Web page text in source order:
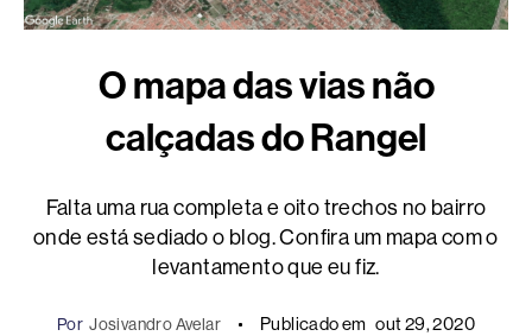
O mapa das vias não
calçadas do Rangel
Falta uma rua completa e oito trechos no bairro
onde está sediado o blog. Confira um mapa com o
levantamento que eu fiz.
Por Josivandro Avelar Publicado em out 29, 2020